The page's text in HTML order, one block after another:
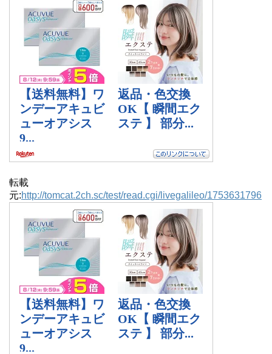
転載
元:http://tomcat.2ch.sc/test/read.cgi/livegalileo/1753631796